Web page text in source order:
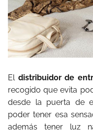
El distribuidor de
recogido que evita
desde la puerta de
poder tener esa
además tener luz